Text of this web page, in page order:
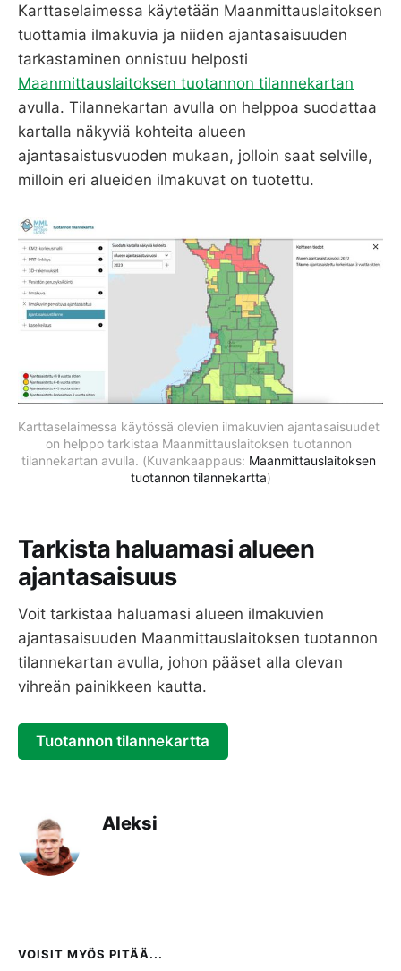
Karttaselaimessa käytetään Maanmittauslaitoksen
tuottamia ilmakuvia ja niiden ajantasaisuuden
tarkastaminen onnistuu helposti
Maanmittauslaitoksen tuotannon tilannekartan
avulla. Tilannekartan avulla on helppoa suodattaa
kartalla näkyviä kohteita alueen
ajantasaistusvuoden mukaan, jolloin saat selville,
milloin eri alueiden ilmakuvat on tuotettu.
Karttaselaimessa käytössä olevien ilmakuvien ajantasaisuudet
on helppo tarkistaa Maanmittauslaitoksen tuotannon
tilannekartan avulla. (Kuvankaappaus: Maanmittauslaitoksen
tuotannon tilannekartta)
Tarkista haluamasi alueen
ajantasaisuus
Voit tarkistaa haluamasi alueen ilmakuvien
ajantasaisuuden Maanmittauslaitoksen tuotannon
tilannekartan avulla, johon pääset alla olevan
vihreän painikkeen kautta.
Tuotannon tilannekartta
Aleksi
VOISIT MYÖS PITÄÄ...